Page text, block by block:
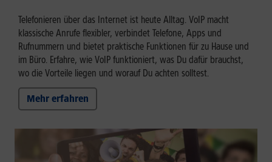
Telefonieren über das Internet ist heute Alltag. VoIP macht
klassische Anrufe flexibler, verbindet Telefone, Apps und
Rufnummern und bietet praktische Funktionen für zu Hause und
im Büro. Erfahre, wie VoIP funktioniert, was Du dafür brauchst,
wo die Vorteile liegen und worauf Du achten solltest.
Mehr erfahren